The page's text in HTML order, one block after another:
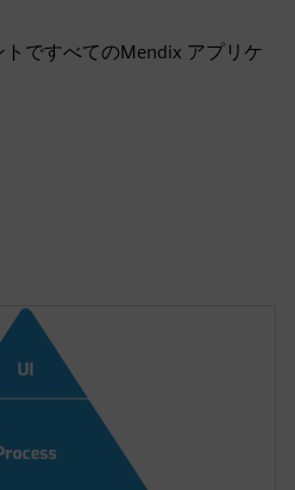
ですべてのMendix アプリケ